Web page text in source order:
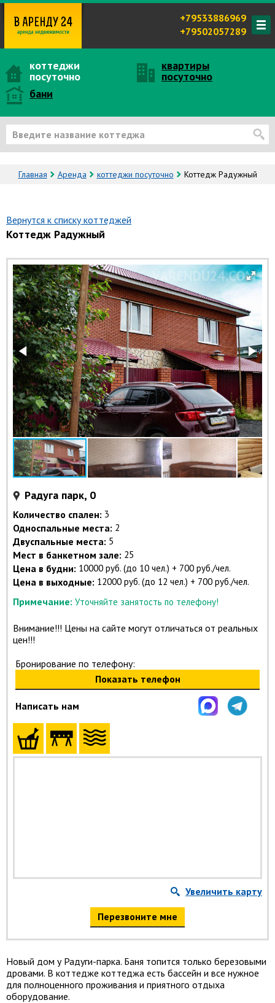
+79533886969
+79502057289
коттеджи
посуточно
квартиры
посуточно
бани
Главная Аренда коттеджи посуточно Коттедж Радужный
Вернутся к списку коттеджей
Коттедж Радужный
Радуга парк, 0
Количество спален: 3
Односпальные места: 2
Двуспальные места: 5
Мест в банкетном зале: 25
Цена в будни: 10000 руб. (до 10 чел.) + 700 руб./чел.
Цена в выходные: 12000 руб. (до 12 чел.) + 700 руб./чел.
Примечание: Уточняйте занятость по телефону!
Внимание!!! Цены на сайте могут отличаться от реальных
цен!!!
Бронирование по телефону:
Показать телефон
Написать нам
Увеличить карту
Перезвоните мне
Новый дом у Радуги-парка. Баня топится только березовыми
дровами. В коттедже коттеджа есть бассейн и все нужное
для полноценного проживания и приятного отдыха
оборудование.